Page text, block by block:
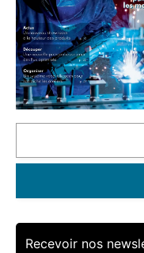
Recevoir nos